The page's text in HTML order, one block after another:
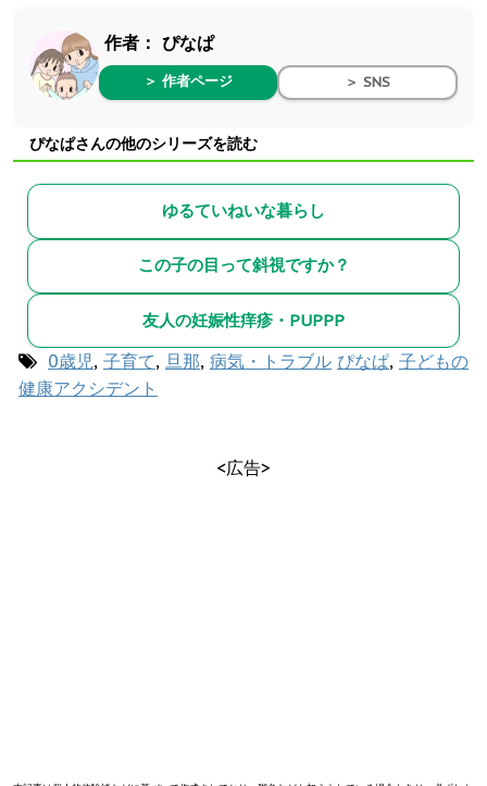
作者： ぴなぱ
＞ 作者ページ ＞ SNS
ぴなぱさんの他のシリーズを読む
ゆるていねいな暮らし
この子の目って斜視ですか？
友人の妊娠性痒疹・PUPPP
0歳児, 子育て, 旦那, 病気・トラブル ぴなぱ, 子どもの
健康アクシデント
<広告>